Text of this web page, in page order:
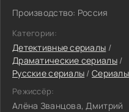
Производство: Россия
Категории:
Детективные сериалы /
Драматические сериалы/
Русские сериалы /Сериалы
Режиссёр:
Алёна Званцова, Дмитрий